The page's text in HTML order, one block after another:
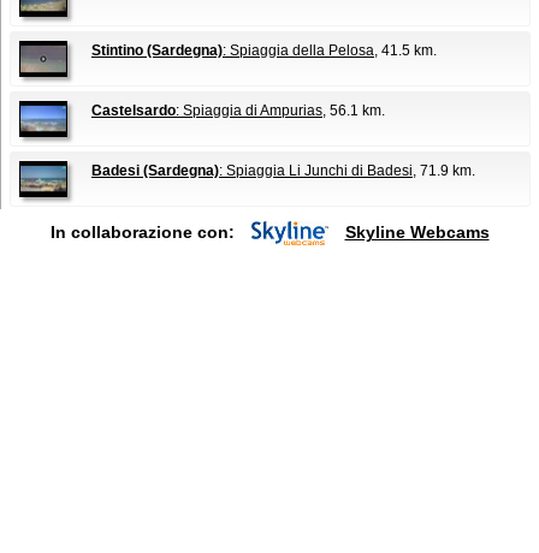
Stintino (Sardegna): Spiaggia della Pelosa , 41.5 km.
Castelsardo: Spiaggia di Ampurias , 56.1 km.
Badesi (Sardegna): Spiaggia Li Junchi di Badesi , 71.9 km.
In collaborazione con: Skyline Webcams